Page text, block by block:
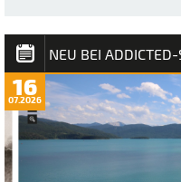
NEU BEI ADDICTED-
16
07.2026